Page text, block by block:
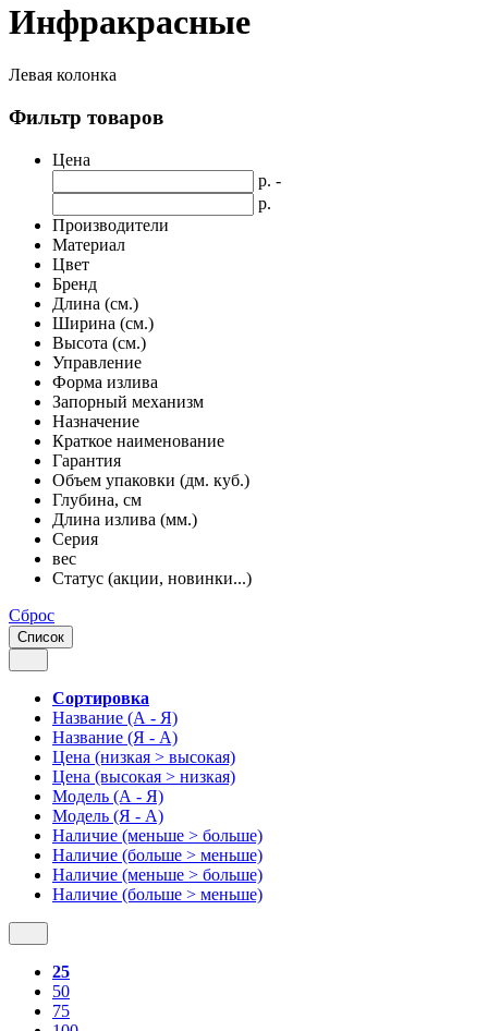
Инфракрасные
Левая колонка
Фильтр товаров
Цена
р. -
р.
Производители
Материал
Цвет
Бренд
Длина (см.)
Ширина (см.)
Высота (см.)
Управление
Форма излива
Запорный механизм
Назначение
Краткое наименование
Гарантия
Объем упаковки (дм. куб.)
Глубина, см
Длина излива (мм.)
Серия
вес
Статус (акции, новинки...)
Сброс
Список
Сортировка
Название (А - Я)
Название (Я - А)
Цена (низкая > высокая)
Цена (высокая > низкая)
Модель (А - Я)
Модель (Я - А)
Наличие (меньше > больше)
Наличие (больше > меньше)
Наличие (меньше > больше)
Наличие (больше > меньше)
25
50
75